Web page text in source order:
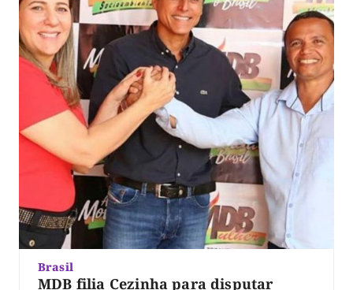
Brasil
MDB filia Cezinha para disputar